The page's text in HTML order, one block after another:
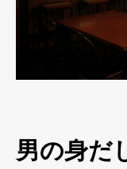
男の身だ